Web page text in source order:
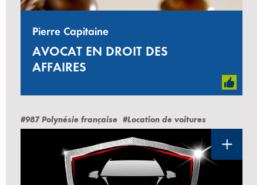
Pierre Capitaine
AVOCAT EN DROIT DES
AFFAIRES
#987 Polynésie française #Location de voitures